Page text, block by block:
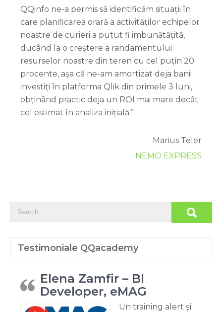
QQinfo ne-a permis să identificăm situații în
care planificarea orară a activităților echipelor
noastre de curieri a putut fi imbunătățită,
ducând la o creștere a randamentului
resurselor noastre din teren cu cel puțin 20
procente, așa că ne-am amortizat deja banii
investiți în platforma Qlik din primele 3 luni,
obținând practic deja un ROI mai mare decât
cel estimat în analiza inițială.”
Marius Teler
NEMO EXPRESS
Testimoniale QQacademy
Elena Zamfir – BI
Developer, eMAG
Un training alert și